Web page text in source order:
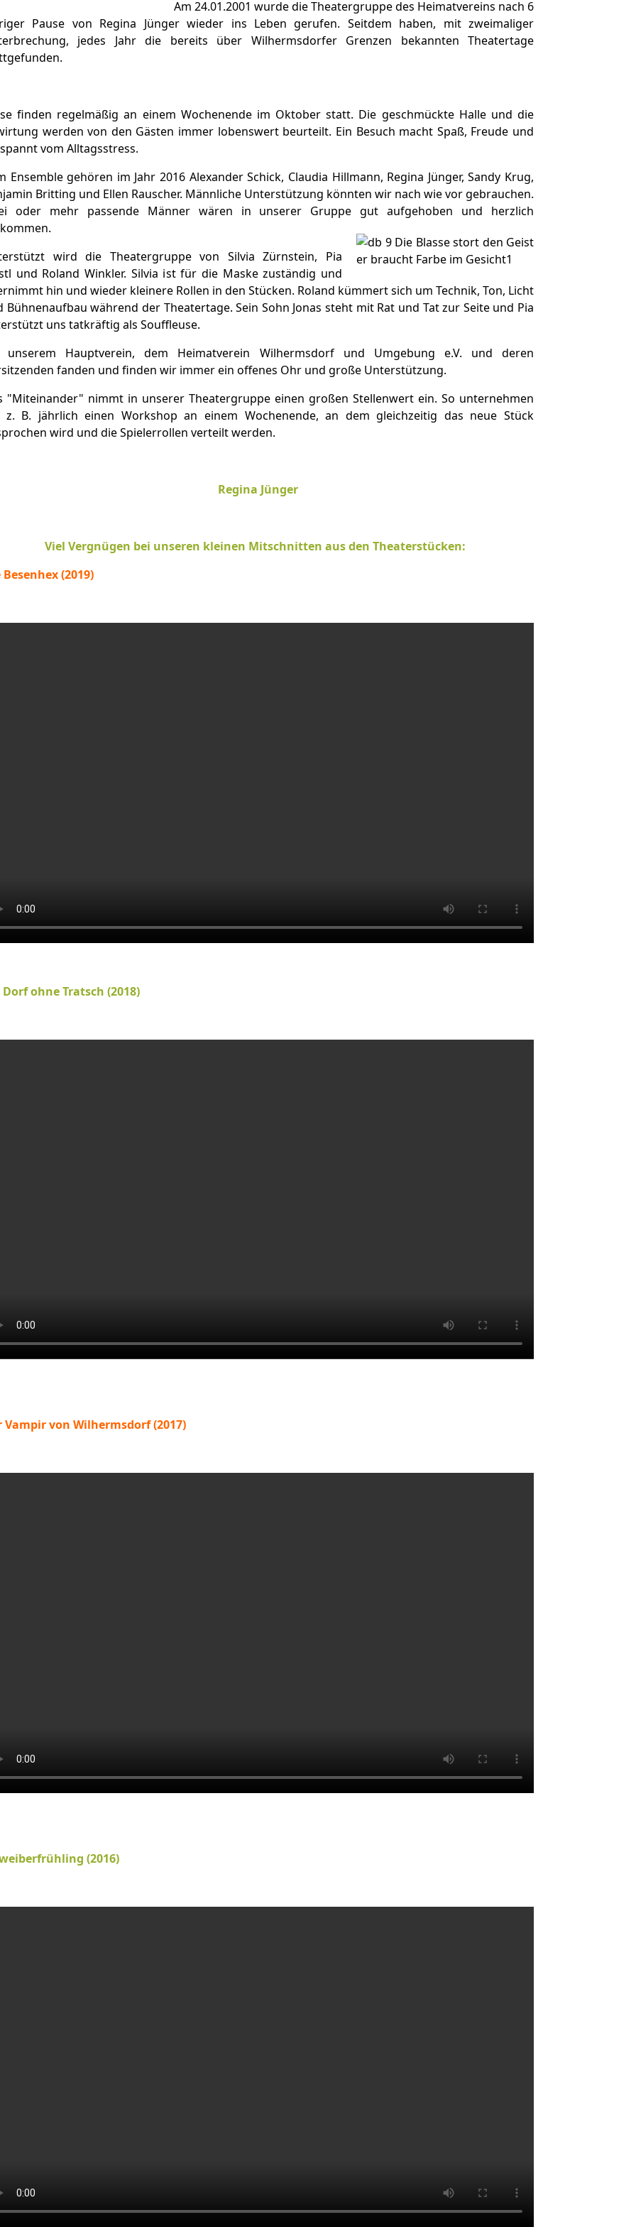
Am 24.01.2001 wurde die Theatergruppe des Heimatvereins nach 6
Pause von Regina Jünger wieder ins Leben gerufen. Seitdem haben, mit zweimaliger
jedes Jahr die bereits über Wilhermsdorfer Grenzen bekannten Theatertage
finden regelmäßig an einem Wochenende im Oktober statt. Die geschmückte Halle und die
werden von den Gästen immer lobenswert beurteilt. Ein Besuch macht Spaß, Freude und
vom Alltagsstress.
Ensemble gehören im Jahr 2016 Alexander Schick, Claudia Hillmann, Regina Jünger, Sandy Krug,
Britting und Ellen Rauscher. Männliche Unterstützung könnten wir nach wie vor gebrauchen.
oder mehr passende Männer wären in unserer Gruppe gut aufgehoben und herzlich
wird die Theatergruppe von Silvia Zürnstein, Pia
und Roland Winkler. Silvia ist für die Maske zuständig und
hin und wieder kleinere Rollen in den Stücken. Roland kümmert sich um Technik, Ton, Licht
Bühnenaufbau während der Theatertage. Sein Sohn Jonas steht mit Rat und Tat zur Seite und Pia
uns tatkräftig als Souffleuse.
unserem Hauptverein, dem Heimatverein Wilhermsdorf und Umgebung e.V. und deren
fanden und finden wir immer ein offenes Ohr und große Unterstützung.
"Miteinander" nimmt in unserer Theatergruppe einen großen Stellenwert ein. So unternehmen
z. B. jährlich einen Workshop an einem Wochenende, an dem gleichzeitig das neue Stück
wird und die Spielerrollen verteilt werden.
Regina Jünger
Viel Vergnügen bei unseren kleinen Mitschnitten aus den Theaterstücken:
Besenhex (2019)
Dorf ohne Tratsch (2018)
Vampir von Wilhermsdorf (2017)
(2016)